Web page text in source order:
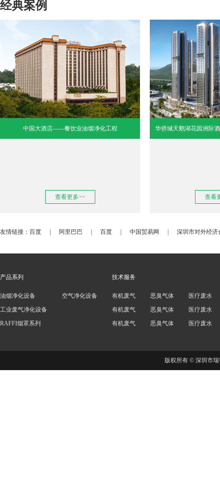
经典案例
中国大酒店——餐饮业油烟净化工程
查看更多>>
华侨城天鹅湖花园洲际
查看
友情链接： 百度 阿里巴巴 百度 中国贸易网 深圳市对外经济
产品系列
油烟净化设备
工业废气净化设备
RAFFI烟罩系列
空气净化设备
技术服务
有机废气
有机废气
有机废气
恶臭气体
恶臭气体
恶臭气体
医疗废水
医疗废水
医疗废水
版权所有 © 深圳市